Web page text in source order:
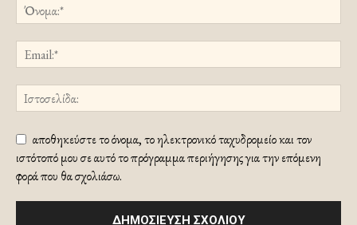
αποθηκεύστε το όνομα, το ηλεκτρονικό ταχυδρομείο και τον
ιστότοπό μου σε αυτό το πρόγραμμα περιήγησης για την επόμενη
φορά που θα σχολιάσω.